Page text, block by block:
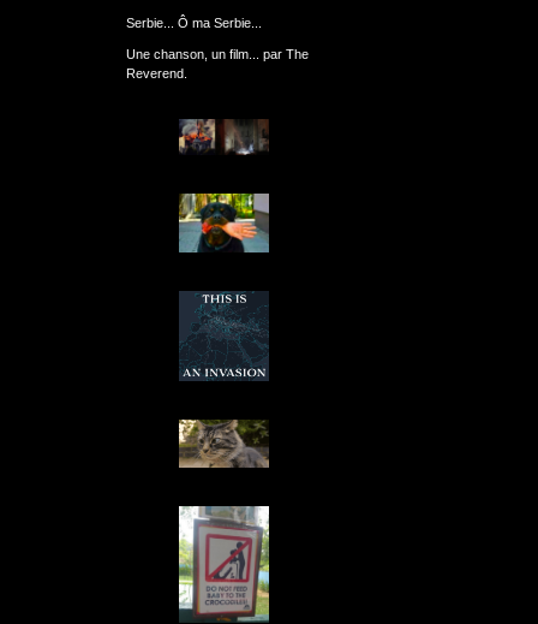
Serbie... Ô ma Serbie...
Une chanson, un film... par The
Reverend.